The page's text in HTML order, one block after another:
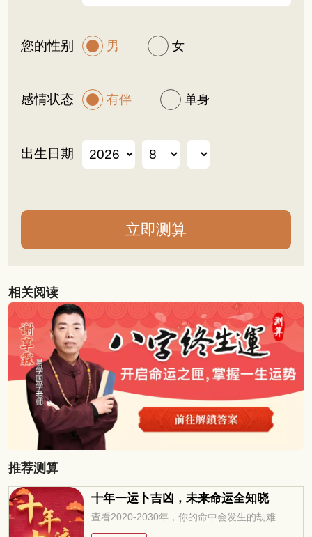
您的性别 男 女
感情状态 有伴 单身
出生日期
相关阅读
推荐测算
十年一运卜吉凶，未来命运全知晓
查看2020-2030年，你的命中会发生的劫难